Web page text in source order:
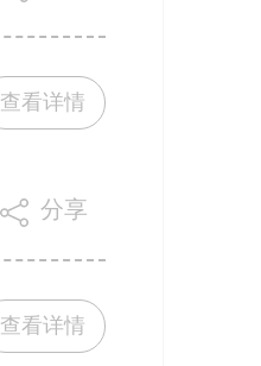
查看详情
分享
查看详情